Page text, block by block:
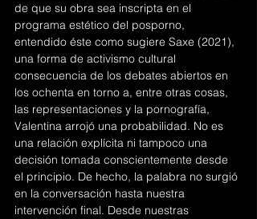
de que su obra sea inscripta en el
programa estético del posporno,
entendido éste como sugiere Saxe (2021),
una forma de activismo cultural
consecuencia de los debates abiertos en
los ochenta en torno a, entre otras cosas,
las representaciones y la pornografía,
Valentina arrojó una probabilidad. No es
una relación explícita ni tampoco una
decisión tomada conscientemente desde
el principio. De hecho, la palabra no surgió
en la conversación hasta nuestra
intervención final. Desde nuestras